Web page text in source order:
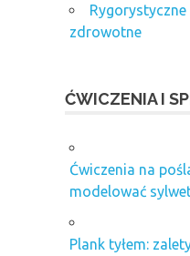
zdrowotne
ĆWICZENIA I
Ćwiczenia na
modelować
Plank tyłem: